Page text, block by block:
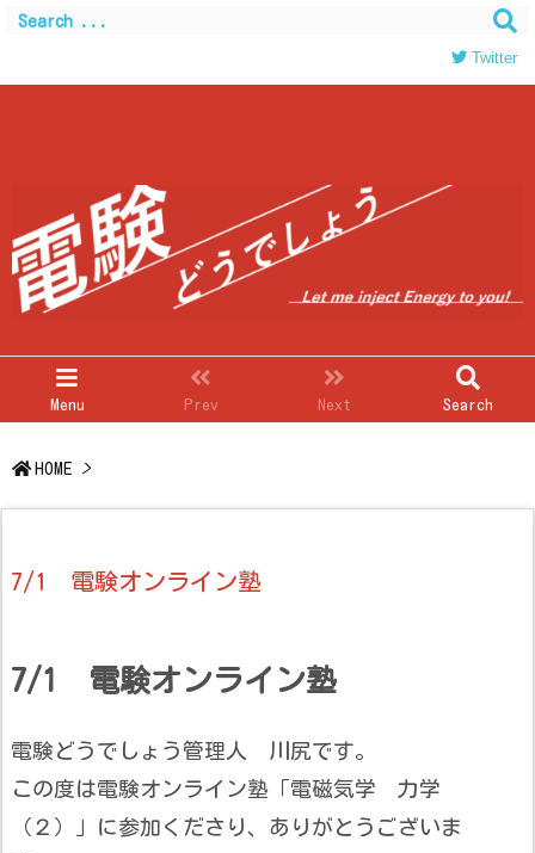
Warning: Trying to access array offset on value of type
/home/c0403866/public_html/kwglab.com/wp-
on line120
Menu Prev Next Search
Twitter
HOME >
7/1 電験オンライン塾
7/1 電験オンライン塾
電験どうでしょう管理人 川尻です。
この度は電験オンライン塾「電磁気学 力学
（２）」に参加くださり、ありがとうございま